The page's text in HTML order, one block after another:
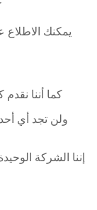
يمكنك الاطلاع
كما أننا
ولن تجد أي
إننا الشركة